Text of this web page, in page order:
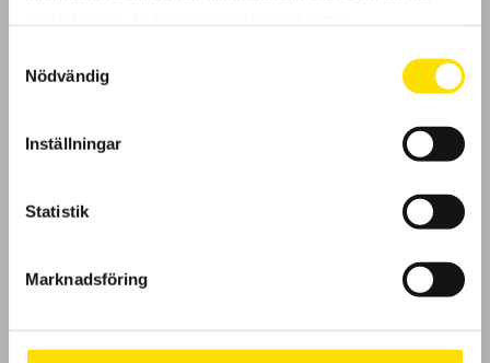
Nödvändig
Inställningar
Statistik
Marknadsföring